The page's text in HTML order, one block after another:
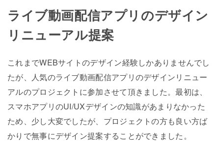
ライブ動画配信アプリのデザイン
リニューアル提案
これまでWEBサイトのデザイン経験しかありませんでし
たが、人気のライブ動画配信アプリのデザインリニュー
アルのプロジェクトに参加させて頂きました。最初は、
スマホアプリのUI/UXデザインの知識があまりなかった
ため、少し大変でしたが、プロジェクトの方も良い方ば
かりで無事にデザイン提案することができました。